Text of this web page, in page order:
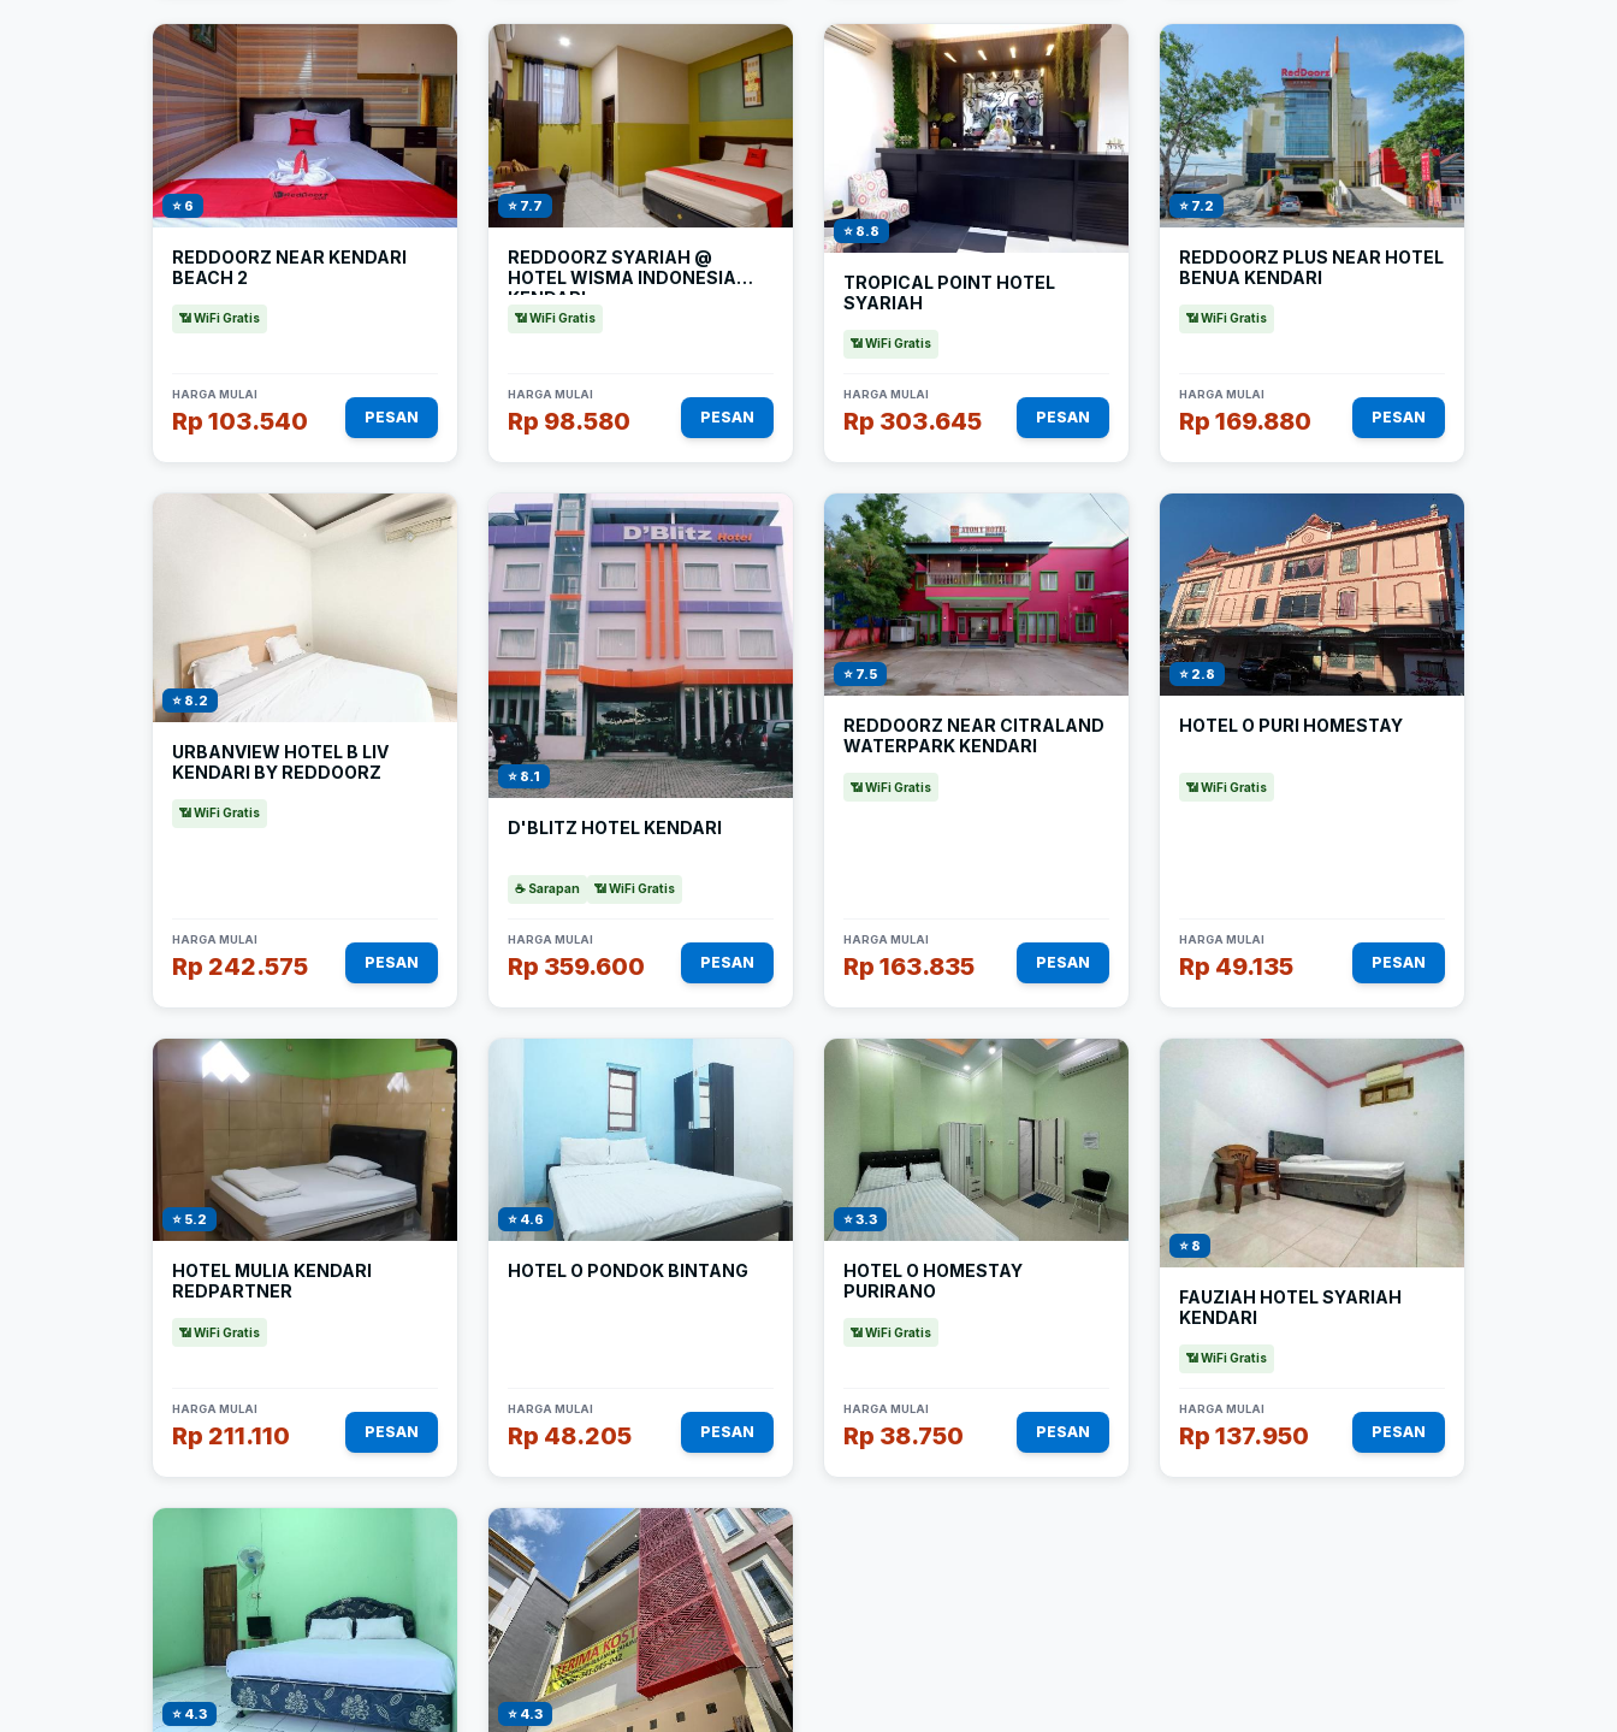
⭐ 6
REDDOORZ NEAR KENDARI
BEACH 2
📶 WiFi Gratis
HARGA MULAI
Rp 103.540 PESAN
⭐ 7.7
REDDOORZ SYARIAH @
HOTEL WISMA INDONESIA
KENDARI
📶 WiFi Gratis
HARGA MULAI
Rp 98.580 PESAN
⭐ 8.8
TROPICAL POINT HOTEL
SYARIAH
📶 WiFi Gratis
HARGA MULAI
Rp 303.645 PESAN
⭐ 7.2
REDDOORZ PLUS NEAR HOTEL
BENUA KENDARI
📶 WiFi Gratis
HARGA MULAI
Rp 169.880 PESAN
⭐ 8.2
URBANVIEW HOTEL B LIV
KENDARI BY REDDOORZ
📶 WiFi Gratis
HARGA MULAI
Rp 242.575 PESAN
⭐ 8.1
D'BLITZ HOTEL KENDARI
☕ Sarapan 📶 WiFi Gratis
HARGA MULAI
Rp 359.600 PESAN
⭐ 7.5
REDDOORZ NEAR CITRALAND
WATERPARK KENDARI
📶 WiFi Gratis
HARGA MULAI
Rp 163.835 PESAN
⭐ 2.8
HOTEL O PURI HOMESTAY
📶 WiFi Gratis
HARGA MULAI
Rp 49.135 PESAN
⭐ 5.2
HOTEL MULIA KENDARI
REDPARTNER
📶 WiFi Gratis
HARGA MULAI
Rp 211.110 PESAN
⭐ 4.6
HOTEL O PONDOK BINTANG
HARGA MULAI
Rp 48.205 PESAN
⭐ 3.3
HOTEL O HOMESTAY
PURIRANO
📶 WiFi Gratis
HARGA MULAI
Rp 38.750 PESAN
⭐ 8
FAUZIAH HOTEL SYARIAH
KENDARI
📶 WiFi Gratis
HARGA MULAI
Rp 137.950 PESAN
⭐ 4.3 ⭐ 4.3